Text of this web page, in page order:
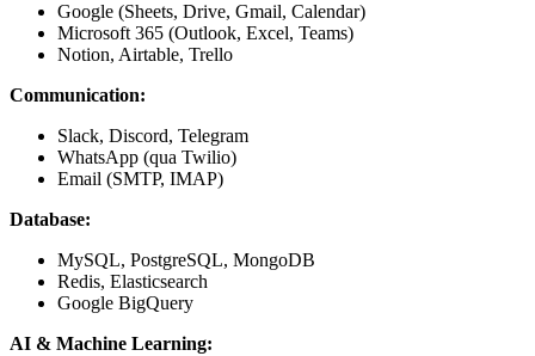
Google (Sheets, Drive, Gmail, Calendar)
Microsoft 365 (Outlook, Excel, Teams)
Notion, Airtable, Trello
Communication:
Slack, Discord, Telegram
WhatsApp (qua Twilio)
Email (SMTP, IMAP)
Database:
MySQL, PostgreSQL, MongoDB
Redis, Elasticsearch
Google BigQuery
AI & Machine Learning: